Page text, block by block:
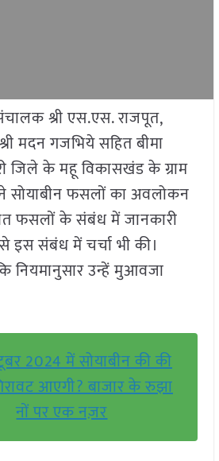
श्री एस.एस. राजपूत,
मदन गजभिये सहित बीमा
जिले के महू विकासखंड के ग्राम
सोयाबीन फसलों का अवलोकन
फसलों के संबंध में जानकारी
इस संबंध में चर्चा भी की।
नियमानुसार उन्हें मुआवजा
2024 में सोयाबीन की की
आएगी? बाजार के रुझा
नों पर एक नज़र